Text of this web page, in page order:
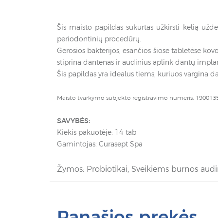
Šis maisto papildas sukurtas užkirsti kelią
periodontinių procedūrų.
Gerosios bakterijos, esančios šiose tabletėse
stiprina dantenas ir audinius aplink dantų
Šis papildas yra idealus tiems, kuriuos vargina
Maisto tvarkymo subjekto registravimo numeris:
SAVYBĖS:
Kiekis pakuotėje: 14 tab
Gamintojas: Curasept Spa
Žymos: Probiotikai, Sveikiems burnos